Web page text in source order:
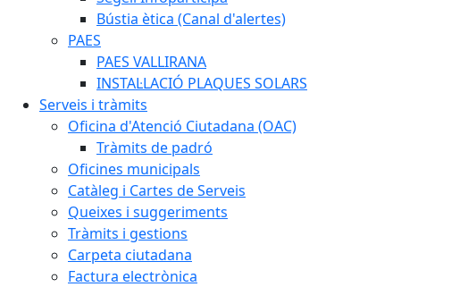
Bústia ètica (Canal d'alertes)
PAES
PAES VALLIRANA
INSTAL·LACIÓ PLAQUES SOLARS
Serveis i tràmits
Oficina d'Atenció Ciutadana (OAC)
Tràmits de padró
Oficines municipals
Catàleg i Cartes de Serveis
Queixes i suggeriments
Tràmits i gestions
Carpeta ciutadana
Factura electrònica